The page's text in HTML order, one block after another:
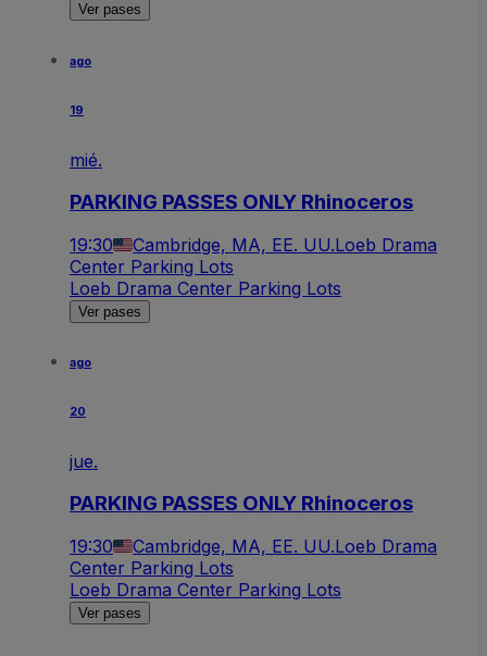
Ver pases
ago
19
mié.
PARKING PASSES ONLY Rhinoceros
19:30 Cambridge, MA, EE. UU.Loeb Drama
Center Parking Lots
Loeb Drama Center Parking Lots
Ver pases
ago
20
jue.
PARKING PASSES ONLY Rhinoceros
19:30 Cambridge, MA, EE. UU.Loeb Drama
Center Parking Lots
Loeb Drama Center Parking Lots
Ver pases